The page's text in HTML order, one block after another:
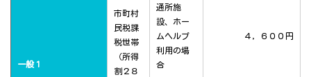
一般１
市町村
民税課
税世帯
（所得
割２８
通所施
設、ホー
ムヘルプ
利用の場
合
４，６００円